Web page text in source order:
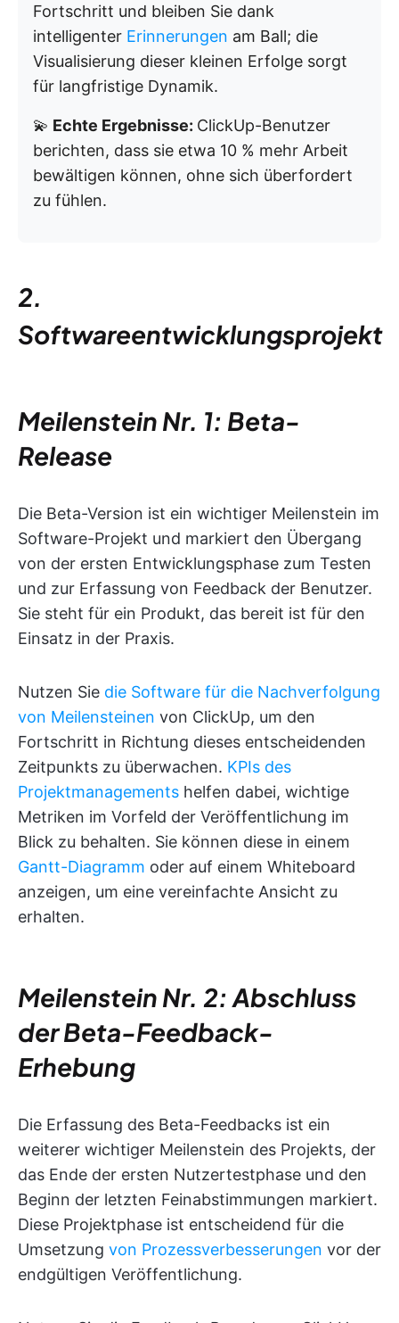
Fortschritt und bleiben Sie dank
intelligenter Erinnerungen am Ball; die
Visualisierung dieser kleinen Erfolge sorgt
für langfristige Dynamik.
💫 Echte Ergebnisse: ClickUp-Benutzer
berichten, dass sie etwa 10 % mehr Arbeit
bewältigen können, ohne sich überfordert
zu fühlen.
2.
Softwareentwicklungsprojekt
Meilenstein Nr. 1: Beta-
Release
Die Beta-Version ist ein wichtiger Meilenstein im
Software-Projekt und markiert den Übergang
von der ersten Entwicklungsphase zum Testen
und zur Erfassung von Feedback der Benutzer.
Sie steht für ein Produkt, das bereit ist für den
Einsatz in der Praxis.
Nutzen Sie die Software für die Nachverfolgung
von Meilensteinen von ClickUp, um den
Fortschritt in Richtung dieses entscheidenden
Zeitpunkts zu überwachen. KPIs des
Projektmanagements helfen dabei, wichtige
Metriken im Vorfeld der Veröffentlichung im
Blick zu behalten. Sie können diese in einem
Gantt-Diagramm oder auf einem Whiteboard
anzeigen, um eine vereinfachte Ansicht zu
erhalten.
Meilenstein Nr. 2: Abschluss
der Beta-Feedback-
Erhebung
Die Erfassung des Beta-Feedbacks ist ein
weiterer wichtiger Meilenstein des Projekts, der
das Ende der ersten Nutzertestphase und den
Beginn der letzten Feinabstimmungen markiert.
Diese Projektphase ist entscheidend für die
Umsetzung von Prozessverbesserungen vor der
endgültigen Veröffentlichung.